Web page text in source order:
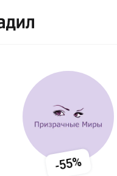
-55%